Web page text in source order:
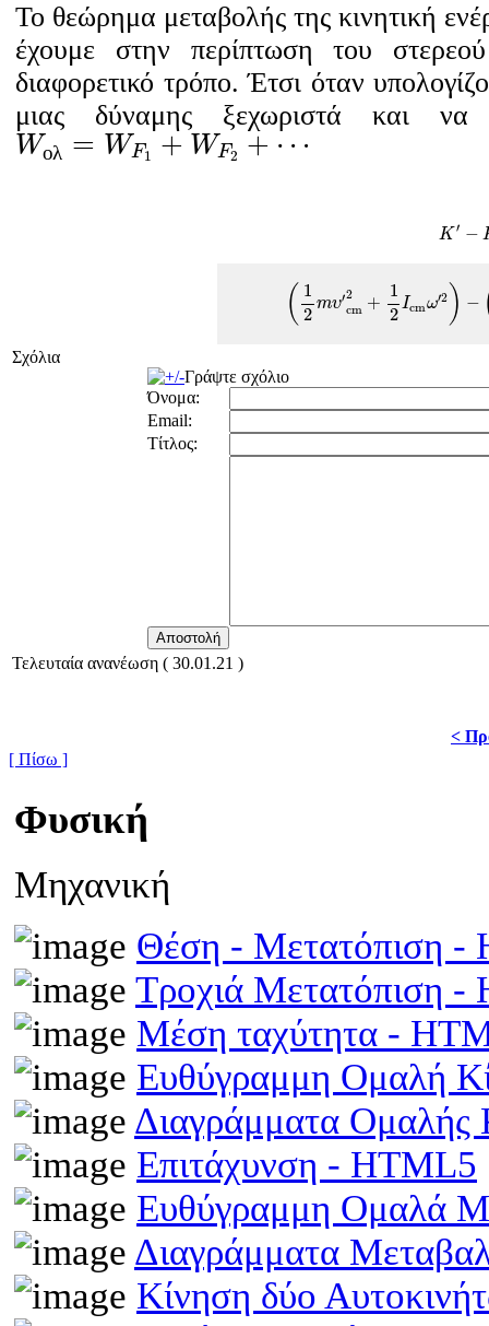
Το θεώρημα μεταβολής της κινητική
έχουμε στην περίπτωση του
διαφορετικό τρόπο. Έτσι όταν
μιας δύναμης ξεχωριστά και
Wολ = WF1 + WF2 + ⋯
Wολ =WF1+WF2+⋯
K ′ −
( 1
2 mυ′2
cm +
1
2 Icmω′2 ) −
m2 m
Σχόλια
Γράψτε σχόλιο
Όνομα:
Email:
Τίτλος:
Τελευταία ανανέωση ( 30.01.21 )
<
[ Πίσω ]
Φυσική
Μηχανική
Θέση - Μετατόπιση -
Τροχιά Μετατόπιση -
Μέση ταχύτητα -
Ευθύγραμμη Ομαλή
Διαγράμματα
Επιτάχυνση - HTML5
Ευθύγραμμη Ομαλά
Διαγράμματα
Κίνηση δύο